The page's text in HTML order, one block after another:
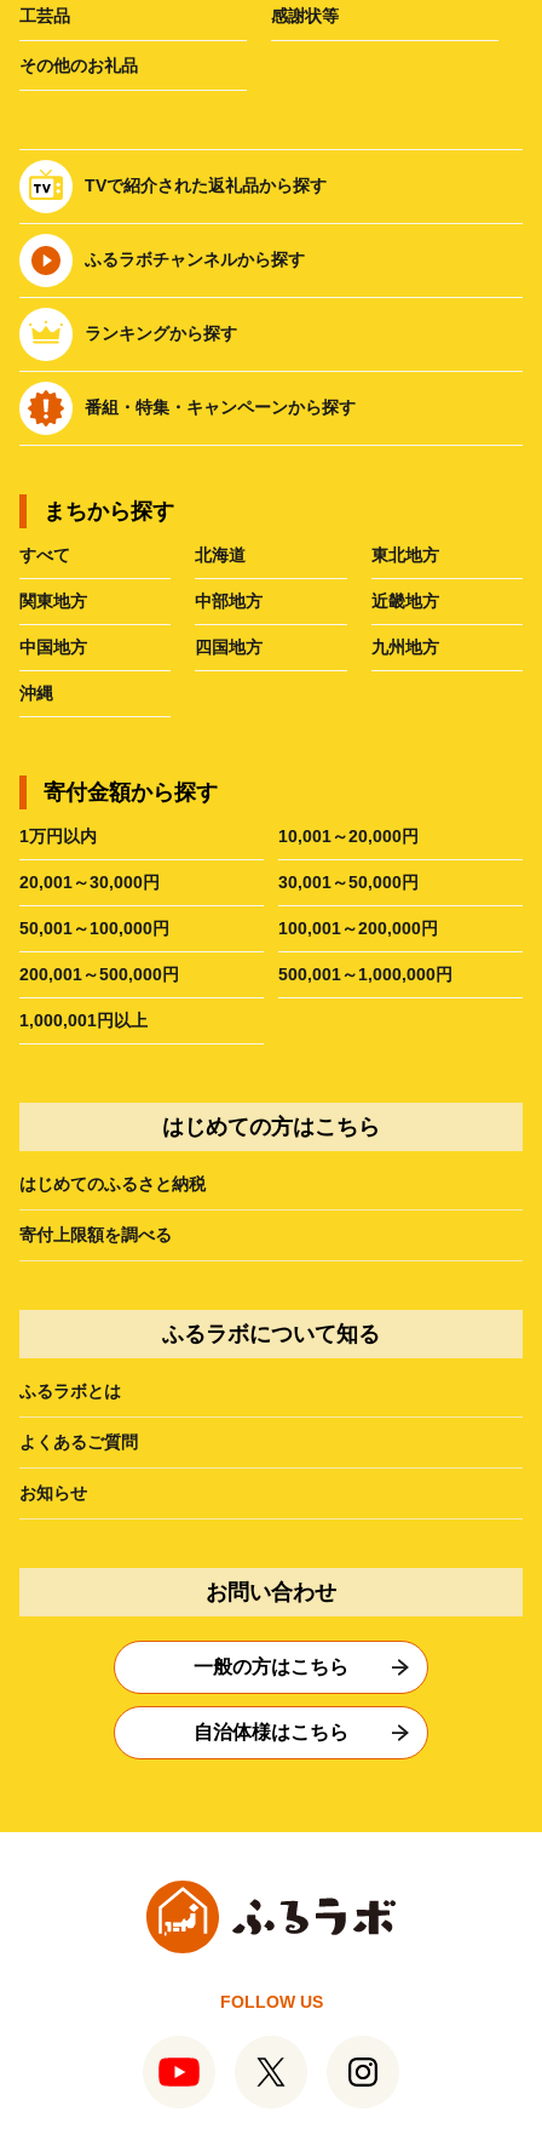
工芸品 感謝状等
その他のお礼品
TVで紹介された返礼品から探す
ふるラボチャンネルから探す
ランキングから探す
番組・特集・キャンペーンから探す
まちから探す
すべて 北海道 東北地方
関東地方 中部地方 近畿地方
中国地方 四国地方 九州地方
沖縄
寄付金額から探す
1万円以内 10,001～20,000円
20,001～30,000円 30,001～50,000円
50,001～100,000円 100,001～200,000円
200,001～500,000円 500,001～1,000,000円
1,000,001円以上
はじめての方はこちら
はじめてのふるさと納税
寄付上限額を調べる
ふるラボについて知る
ふるラボとは
よくあるご質問
お知らせ
お問い合わせ
一般の方はこちら
自治体様はこちら
FOLLOW US